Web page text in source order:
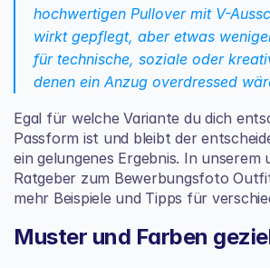
hochwertigen Pullover mit V-
wirkt gepflegt, aber etwas
für technische, soziale oder
denen ein Anzug overdressed
Egal für welche Variante du dich
Passform ist und bleibt der
ein gelungenes Ergebnis. In unserem
Ratgeber zum Bewerbungsfoto
mehr Beispiele und Tipps für
Muster und Farben